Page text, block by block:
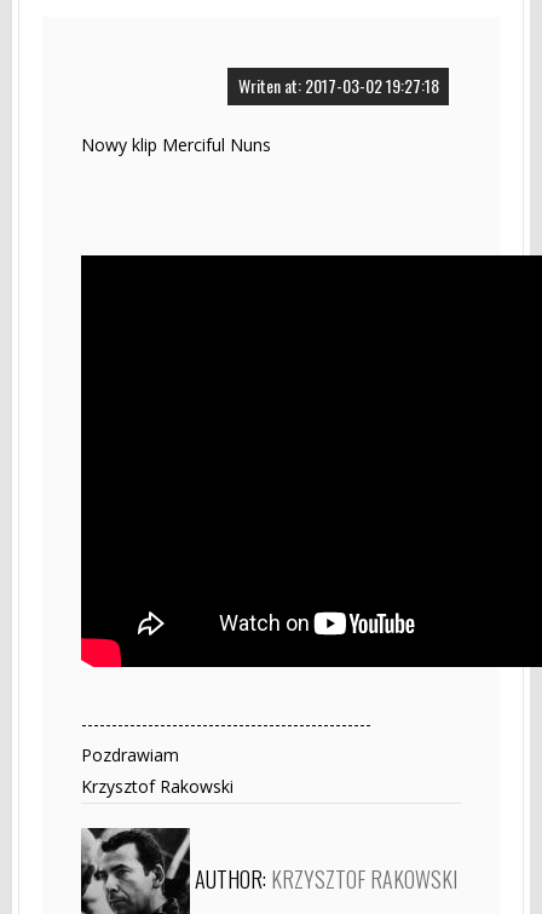
Writen at: 2017-03-02 19:27:18
Nowy klip Merciful Nuns
------------------------------------------------
Pozdrawiam
Krzysztof Rakowski
AUTHOR: KRZYSZTOF RAKOWSKI